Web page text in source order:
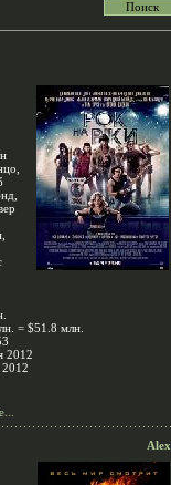
= $51.8 млн.
2012
Alex